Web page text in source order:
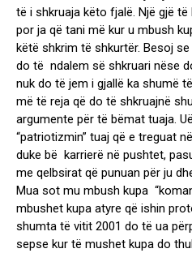
të i shkruaja këto fjalë. Një gjë
por ja që tani më kur u mbush
këtë shkrim të shkurtër. Besoj
do të ndalem së shkruari nëse
nuk do të jem i gjallë ka shumë
më të reja që do të shkruajnë
argumente për të bëmat tuaja.
“patriotizmin” tuaj që e treguat
duke bë karrierë në pushtet,
me qelbsirat që punuan për ju
Mua sot mu mbush kupa
mbushet kupa atyre që ishin
shumta të vitit 2001 do të ua
sepse kur të mushet kupa do